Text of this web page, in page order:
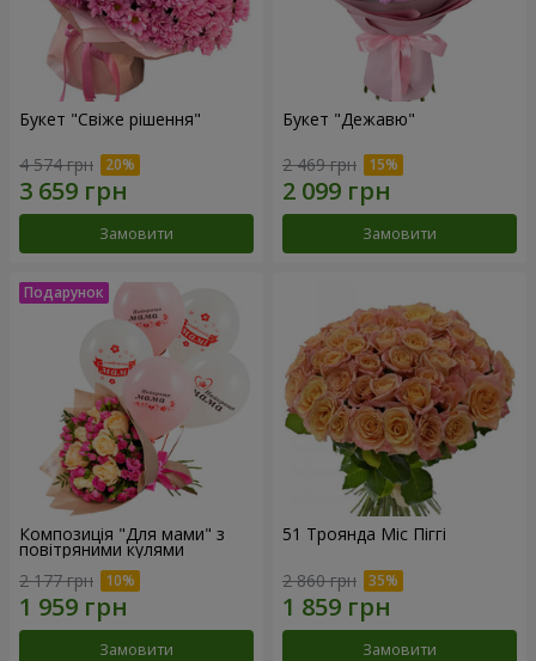
Букет "Свіже рішення"
4 574 грн
Замовити
Букет "Дежавю"
2 469 грн
Замовити
Композиція "Для мами" з
повітряними кулями
2 177 грн
Замовити
51 Троянда Міс Піггі
2 860 грн
Замовити